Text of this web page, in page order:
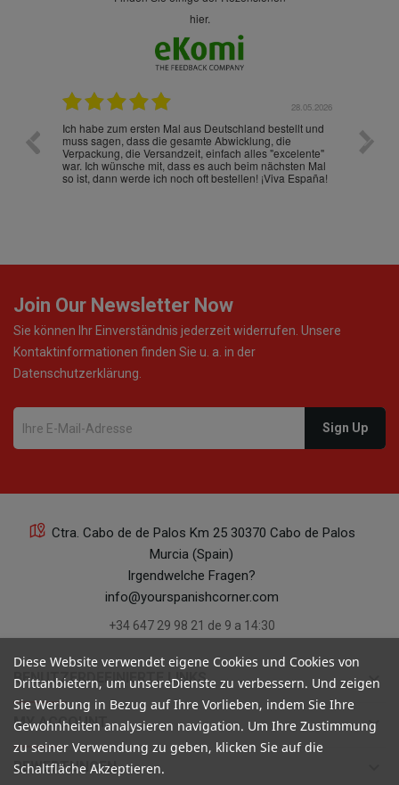
hier.
28.05.2026
Ich habe zum ersten Mal aus Deutschland bestellt und
muss sagen, dass die gesamte Abwicklung, die
Verpackung, die Versandzeit, einfach alles "excelente"
war. Ich wünsche mit, dass es auch beim nächsten Mal
so ist, dann werde ich noch oft bestellen! ¡Viva España!
Die
gut
ist
Join Our Newsletter Now
Sie können Ihr Einverständnis jederzeit widerrufen. Unsere
Kontaktinformationen finden Sie u. a. in der
Datenschutzerklärung.
Ctra. Cabo de de Palos Km 25 30370 Cabo de Palos
Murcia (Spain)
Irgendwelche Fragen?
info@yourspanishcorner.com
+34 647 29 98 21 de 9 a 14:30
BENUTZERDEFINIERTE LINKS keyboard_arrow_down
MY ACCOUNT keyboard_arrow_down
BEWERTUNGEN
Diese Website verwendet eigene Cookies und Cookies von
Drittanbietern, um unsereDienste zu verbessern. Und zeigen
Sie Werbung in Bezug auf Ihre Vorlieben, indem Sie Ihre
Gewohnheiten analysieren navigation. Um Ihre Zustimmung
zu seiner Verwendung zu geben, klicken Sie auf die
Schaltfläche Akzeptieren.